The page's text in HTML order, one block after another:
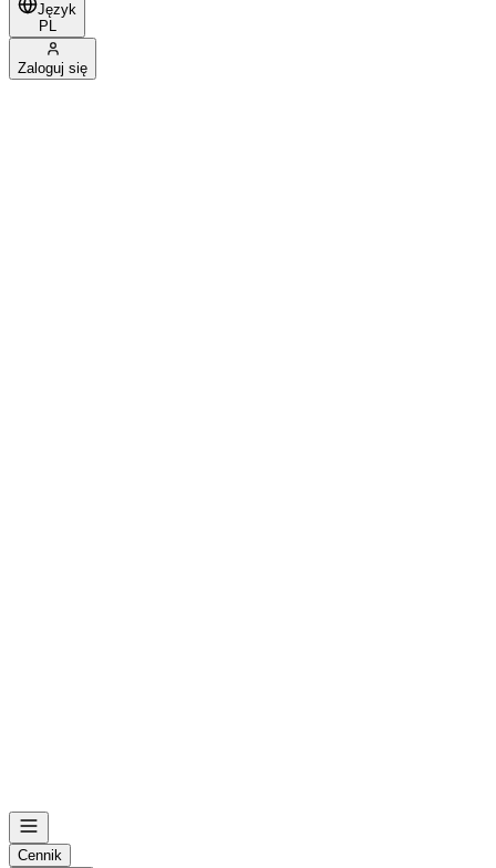
Język
PL
Zaloguj się
Cennik